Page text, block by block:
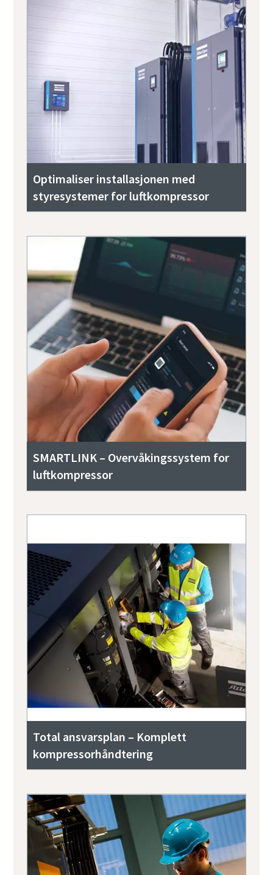
Optimaliser installasjonen med
styresystemer for luftkompressor
SMARTLINK – Overvåkingssystem for
luftkompressor
Total ansvarsplan – Komplett
kompressorhåndtering